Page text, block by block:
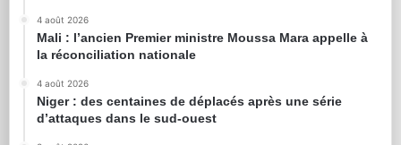
4 août 2026
Mali : l’ancien Premier ministre Moussa Mara appelle à
la réconciliation nationale
4 août 2026
Niger : des centaines de déplacés après une série
d’attaques dans le sud-ouest